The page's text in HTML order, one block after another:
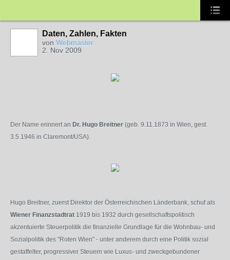
Daten, Zahlen, Fakten
von Webmaster
2. Nov 2009
Der Name erinnert an Dr. Hugo Breitner (geb. 9.11.1873 in Wien, gest.
3.5.1946 in Claremont/USA).
Hugo Breitner, zuerst Direktor der Österreichischen Länderbank, schuf als
Wiener Finanzstadtrat 1919 bis 1932 durch gesellschaftspolitisch
akzentuierte Steuerpolitik die finanzielle Grundlage für die Wohnbau- und
Sozialpolitik des "Roten Wien" - unter anderem durch eine Politik sozial
gestaffelter, progressiver Steuern wie Luxus- und zweckgebundener